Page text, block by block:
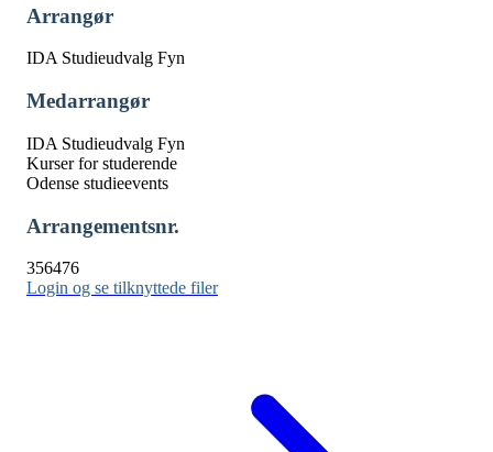
Arrangør
IDA Studieudvalg Fyn
Medarrangør
IDA Studieudvalg Fyn
Kurser for studerende
Odense studieevents
Arrangementsnr.
356476
Login og se tilknyttede filer